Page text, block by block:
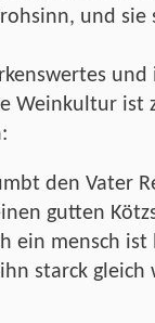
und
Weinkultur ist
den Vater
gutten
ein mensch
starck gleich